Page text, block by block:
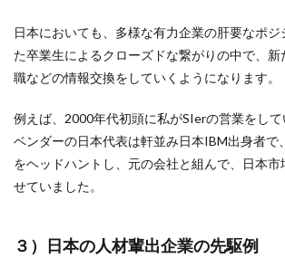
日本においても、多様な有力企業の肝要なポジ
た卒業生によるクローズドな繋がりの中で、
職などの情報交換をしていくようになります。
例えば、2000年代初頭に私がSIerの営業をして
ベンダーの日本代表は軒並み日本IBM出身者で
をヘッドハントし、元の会社と組んで、日本市
せていました。
３）日本の人材輩出企業の先駆例